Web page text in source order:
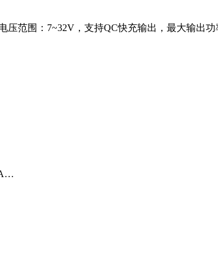
压范围：7~32V，支持QC快充输出，最大输出